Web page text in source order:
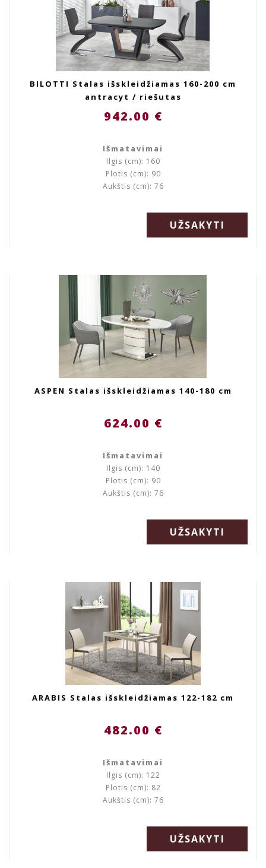
BILOTTI Stalas išskleidžiamas 160-200 cm
antracyt / riešutas
942.00 €
Išmatavimai
Ilgis (cm): 160
Plotis (cm): 90
Aukštis (cm): 76
UŽSAKYTI
ASPEN Stalas išskleidžiamas 140-180 cm
624.00 €
Išmatavimai
Ilgis (cm): 140
Plotis (cm): 90
Aukštis (cm): 76
UŽSAKYTI
ARABIS Stalas išskleidžiamas 122-182 cm
482.00 €
Išmatavimai
Ilgis (cm): 122
Plotis (cm): 82
Aukštis (cm): 76
UŽSAKYTI